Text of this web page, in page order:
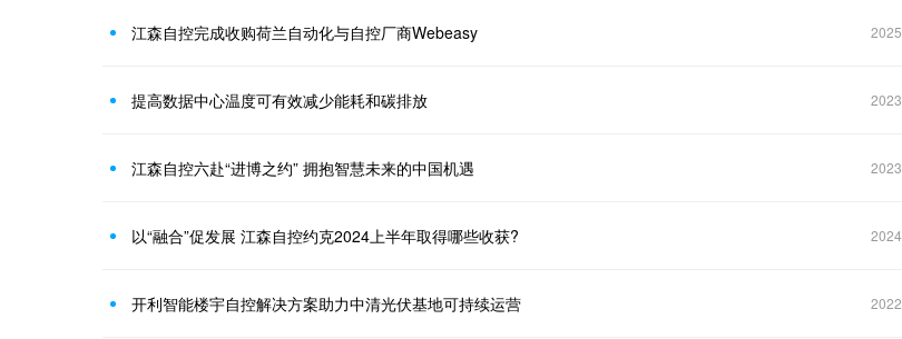
江森自控完成收购荷兰自动化与自控厂商Webeasy
提高数据中心温度可有效减少能耗和碳排放
江森自控六赴“进博之约” 拥抱智慧未来的中国机遇
以“融合”促发展 江森自控约克2024上半年取得哪些收获?
开利智能楼宇自控解决方案助力中清光伏基地可持续运营